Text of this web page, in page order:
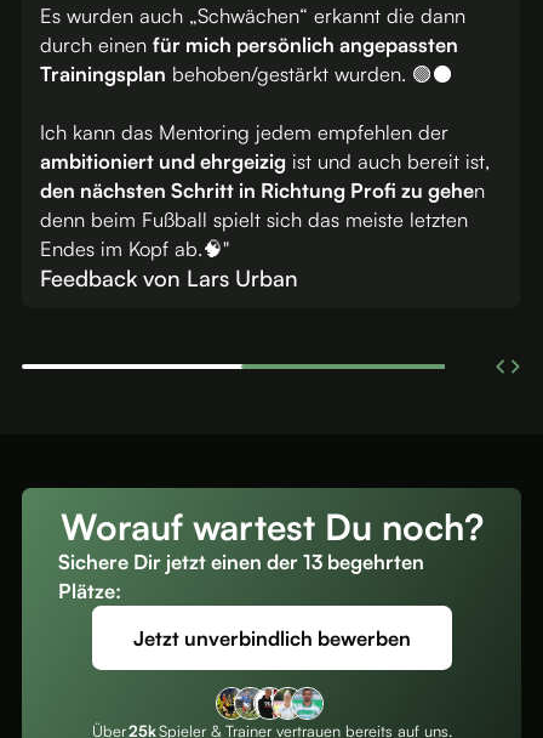
Es wurden auch „Schwächen“ erkannt die dann
durch einenfür mich persönlich angepassten
Trainingsplanbehoben/gestärkt wurden. 🟢⚫
Ich kann das Mentoring jedem empfehlen der
ambitioniert und ehrgeizigist und auch bereit
den nächsten Schritt in Richtung Profi zu gehe
denn beim Fußball spielt sich das meiste letzten
Endes im Kopf ab.🧠"
Feedback von Lars Urban
Worauf wartest Du noch?
Sichere Dir jetzt einen der 13 begehrten
Plätze:
Jetzt unverbindlich bewerben
Über25kSpieler & Trainer vertrauen bereits auf uns.